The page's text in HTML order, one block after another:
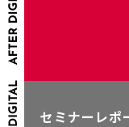
セミナーレ